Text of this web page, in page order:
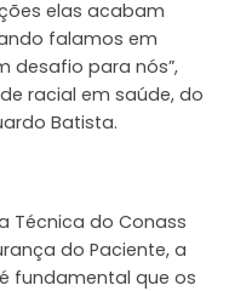
elas acabam
falamos em
desafio para nós”,
racial em saúde, do
Batista.
Técnica do Conass
do Paciente, a
fundamental que os